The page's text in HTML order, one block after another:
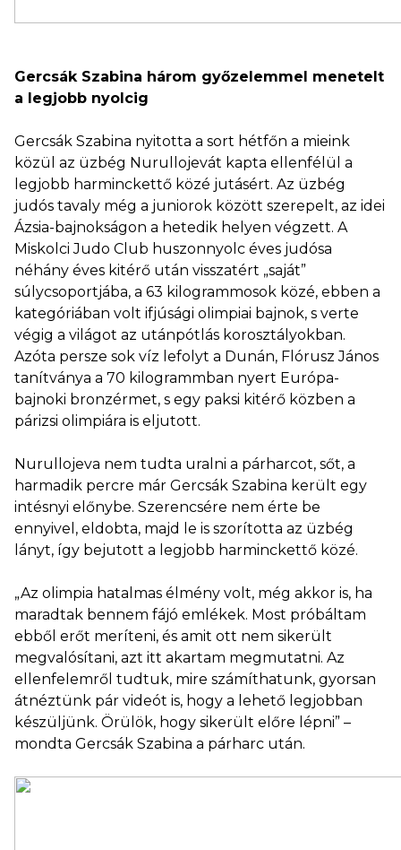
Gercsák Szabina három győzelemmel menetelt
a legjobb nyolcig
Gercsák Szabina nyitotta a sort hétfőn a mieink
közül az üzbég Nurullojevát kapta ellenfélül a
legjobb harminckettő közé jutásért. Az üzbég
judós tavaly még a juniorok között szerepelt, az idei
Ázsia-bajnokságon a hetedik helyen végzett. A
Miskolci Judo Club huszonnyolc éves judósa
néhány éves kitérő után visszatért „saját”
súlycsoportjába, a 63 kilogrammosok közé, ebben a
kategóriában volt ifjúsági olimpiai bajnok, s verte
végig a világot az utánpótlás korosztályokban.
Azóta persze sok víz lefolyt a Dunán, Flórusz János
tanítványa a 70 kilogrammban nyert Európa-
bajnoki bronzérmet, s egy paksi kitérő közben a
párizsi olimpiára is eljutott.
Nurullojeva nem tudta uralni a párharcot, sőt, a
harmadik percre már Gercsák Szabina került egy
intésnyi előnybe. Szerencsére nem érte be
ennyivel, eldobta, majd le is szorította az üzbég
lányt, így bejutott a legjobb harminckettő közé.
„Az olimpia hatalmas élmény volt, még akkor is, ha
maradtak bennem fájó emlékek. Most próbáltam
ebből erőt meríteni, és amit ott nem sikerült
megvalósítani, azt itt akartam megmutatni. Az
ellenfelemről tudtuk, mire számíthatunk, gyorsan
átnéztünk pár videót is, hogy a lehető legjobban
készüljünk. Örülök, hogy sikerült előre lépni” –
mondta Gercsák Szabina a párharc után.